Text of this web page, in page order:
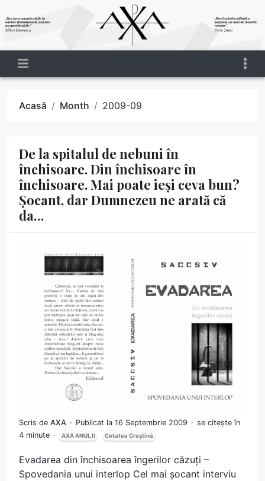
Acasă Month 2009-09
De la spitalul de nebuni în
închisoare. Din închisoare în
închisoare. Mai poate ieși ceva bun?
Șocant, dar Dumnezeu ne arată că
da…
Scris de AXA Publicat la 16 Septembrie 2009
se citește în
4 minute
AXA ANUL II Cetatea Creștină
Evadarea din închisoarea îngerilor căzuți –
Spovedania unui interlop Cel mai șocant interviu